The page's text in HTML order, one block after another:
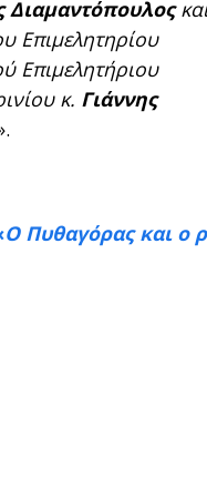
Διαμαντόπουλος
Επιμελητηρίου
Επιμελητήριου
κ. Γιάννης
Ο Πυθαγόρας και ο